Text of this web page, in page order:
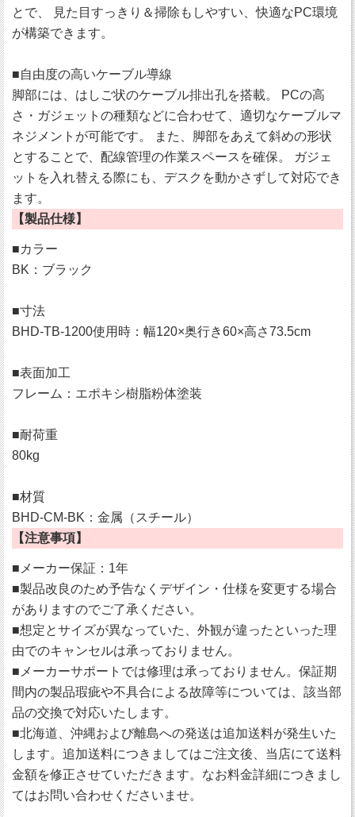
とで、 見た目すっきり＆掃除もしやすい、快適なPC環境
が構築できます。
■自由度の高いケーブル導線
脚部には、はしご状のケーブル排出孔を搭載。 PCの高
さ・ガジェットの種類などに合わせて、適切なケーブルマ
ネジメントが可能です。 また、脚部をあえて斜めの形状
とすることで、配線管理の作業スペースを確保。 ガジェ
ットを入れ替える際にも、デスクを動かさずして対応でき
ます。
【製品仕様】
■カラー
BK：ブラック
■寸法
BHD-TB-1200使用時：幅120×奥行き60×高さ73.5cm
■表面加工
フレーム：エポキシ樹脂粉体塗装
■耐荷重
80kg
■材質
BHD-CM-BK：金属（スチール）
【注意事項】
■メーカー保証：1年
■製品改良のため予告なくデザイン・仕様を変更する場合
がありますのでご了承ください。
■想定とサイズが異なっていた、外観が違ったといった理
由でのキャンセルは承っておりません。
■メーカーサポートでは修理は承っておりません。保証期
間内の製品瑕疵や不具合による故障等については、該当部
品の交換で対応いたします。
■北海道、沖縄および離島への発送は追加送料が発生いた
します。追加送料につきましてはご注文後、当店にて送料
金額を修正させていただきます。なお料金詳細につきまし
てはお問い合わせくださいませ。